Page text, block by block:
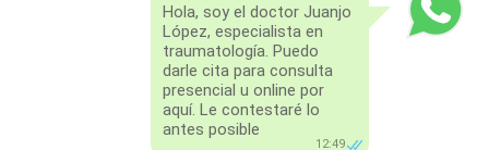
Hola, soy el doctor Juanjo
López, especialista en
traumatología. Puedo
darle cita para consulta
presencial u online por
aquí. Le contestaré lo
antes posible
12:49